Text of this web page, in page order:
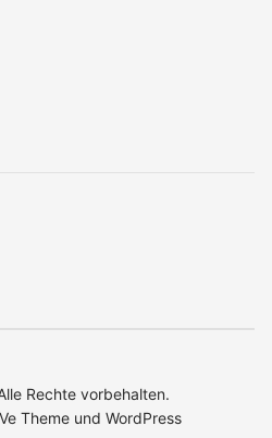
Rechte vorbehalten.
Themeund WordPress